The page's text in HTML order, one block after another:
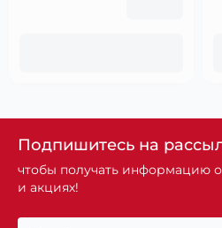
Подпишитесь на
чтобы получать информацию о
и акциях!